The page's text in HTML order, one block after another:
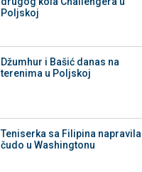
Poljskoj
Džumhur i Bašić danas na
terenima u Poljskoj
Teniserka sa Filipina napravila
čudo u Washingtonu